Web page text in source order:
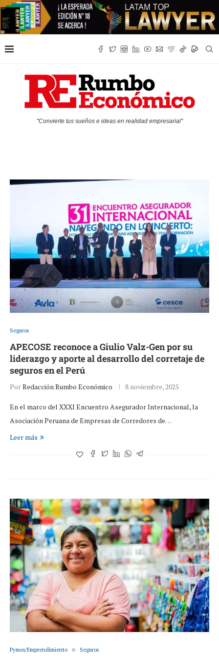
"Convierte tus sueños e ideas en realidad empresarial"
Seguros
APECOSE reconoce a Giulio Valz-Gen por su
liderazgo y aporte al desarrollo del corretaje de
seguros en el Perú
PorRedacción Rumbo Económico 8 noviembre, 2025
En el marco del XXXI Encuentro Asegurador Internacional, la
Asociación Peruana de Empresas de Corredores de…
Leer más
Pymes/Emprendimiento Seguros